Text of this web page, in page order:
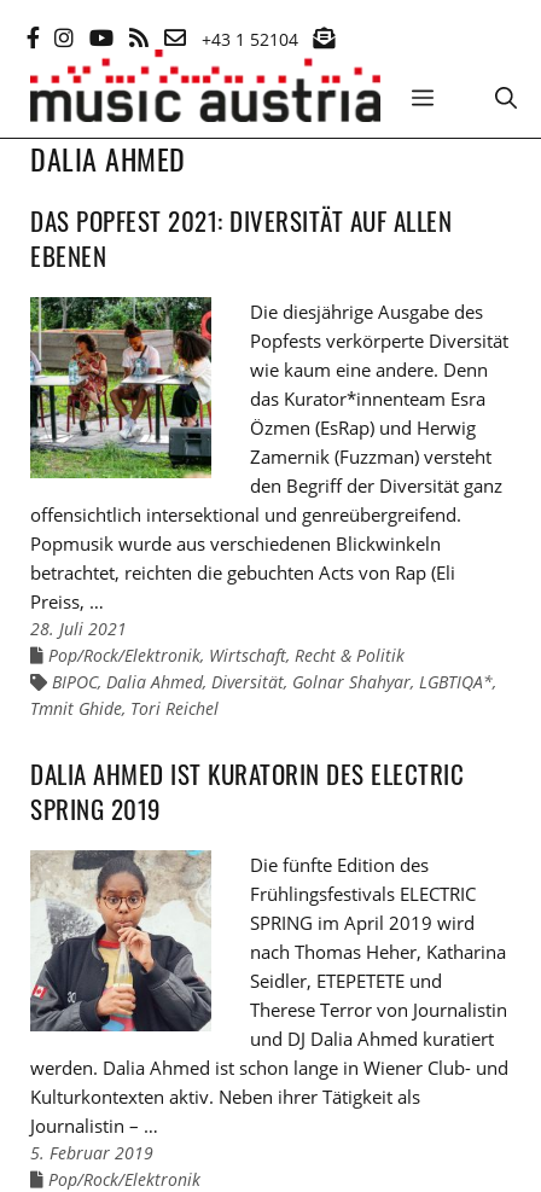
Inhalt
springen
+43 1 52104
MENÜ
DALIA AHMED
DAS POPFEST 2021: DIVERSITÄT AUF ALLEN
EBENEN
Die diesjährige Ausgabe des
Popfests verkörperte Diversität
wie kaum eine andere. Denn
das Kurator*innenteam Esra
Özmen (EsRap) und Herwig
Zamernik (Fuzzman) versteht
den Begriff der Diversität ganz
offensichtlich intersektional und genreübergreifend.
Popmusik wurde aus verschiedenen Blickwinkeln
betrachtet, reichten die gebuchten Acts von Rap (Eli
Preiss, …
28. Juli 2021
Links
den
Kategorien
Pop/Rock/Elektronik, Wirtschaft, Recht & Politik
Links
den
BIPOC, Dalia Ahmed, Diversität, Golnar Shahyar, LGBTIQA*,
Tmnit Ghide, Tori Reichel
DALIA AHMED IST KURATORIN DES ELECTRIC
SPRING 2019
Die fünfte Edition des
Frühlingsfestivals ELECTRIC
SPRING im April 2019 wird
nach Thomas Heher, Katharina
Seidler, ETEPETETE und
Therese Terror von Journalistin
und DJ Dalia Ahmed kuratiert
werden. Dalia Ahmed ist schon lange in Wiener Club- und
Kulturkontexten aktiv. Neben ihrer Tätigkeit als
Journalistin – …
5. Februar 2019
Links
Pop/Rock/Elektronik